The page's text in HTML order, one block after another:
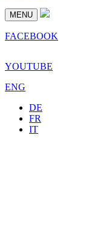
MENU
FACEBOOK
YOUTUBE
ENG
DE
FR
IT